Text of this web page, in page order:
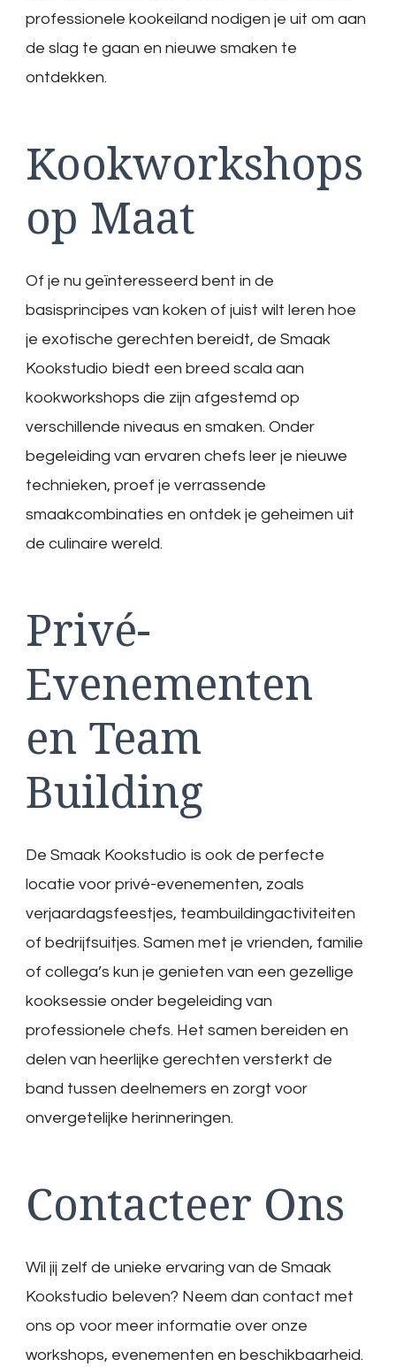
professionele kookeiland nodigen je uit om aan
de slag te gaan en nieuwe smaken te
ontdekken.
Kookworkshops
op Maat
Of je nu geïnteresseerd bent in de
basisprincipes van koken of juist wilt leren hoe
je exotische gerechten bereidt, de Smaak
Kookstudio biedt een breed scala aan
kookworkshops die zijn afgestemd op
verschillende niveaus en smaken. Onder
begeleiding van ervaren chefs leer je nieuwe
technieken, proef je verrassende
smaakcombinaties en ontdek je geheimen uit
de culinaire wereld.
Privé-
Evenementen
en Team
Building
De Smaak Kookstudio is ook de perfecte
locatie voor privé-evenementen, zoals
verjaardagsfeestjes, teambuildingactiviteiten
of bedrijfsuitjes. Samen met je vrienden, familie
of collega’s kun je genieten van een gezellige
kooksessie onder begeleiding van
professionele chefs. Het samen bereiden en
delen van heerlijke gerechten versterkt de
band tussen deelnemers en zorgt voor
onvergetelijke herinneringen.
Contacteer Ons
Wil jij zelf de unieke ervaring van de Smaak
Kookstudio beleven? Neem dan contact met
ons op voor meer informatie over onze
workshops, evenementen en beschikbaarheid.